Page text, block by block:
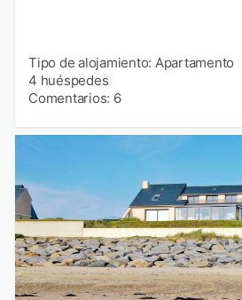
Tipo de alojamiento: Apartamento
4 huéspedes
Comentarios: 6